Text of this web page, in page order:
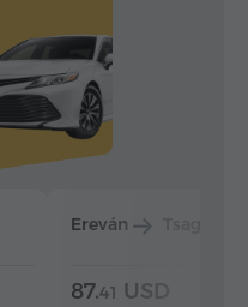
Ereván
87.41 USD